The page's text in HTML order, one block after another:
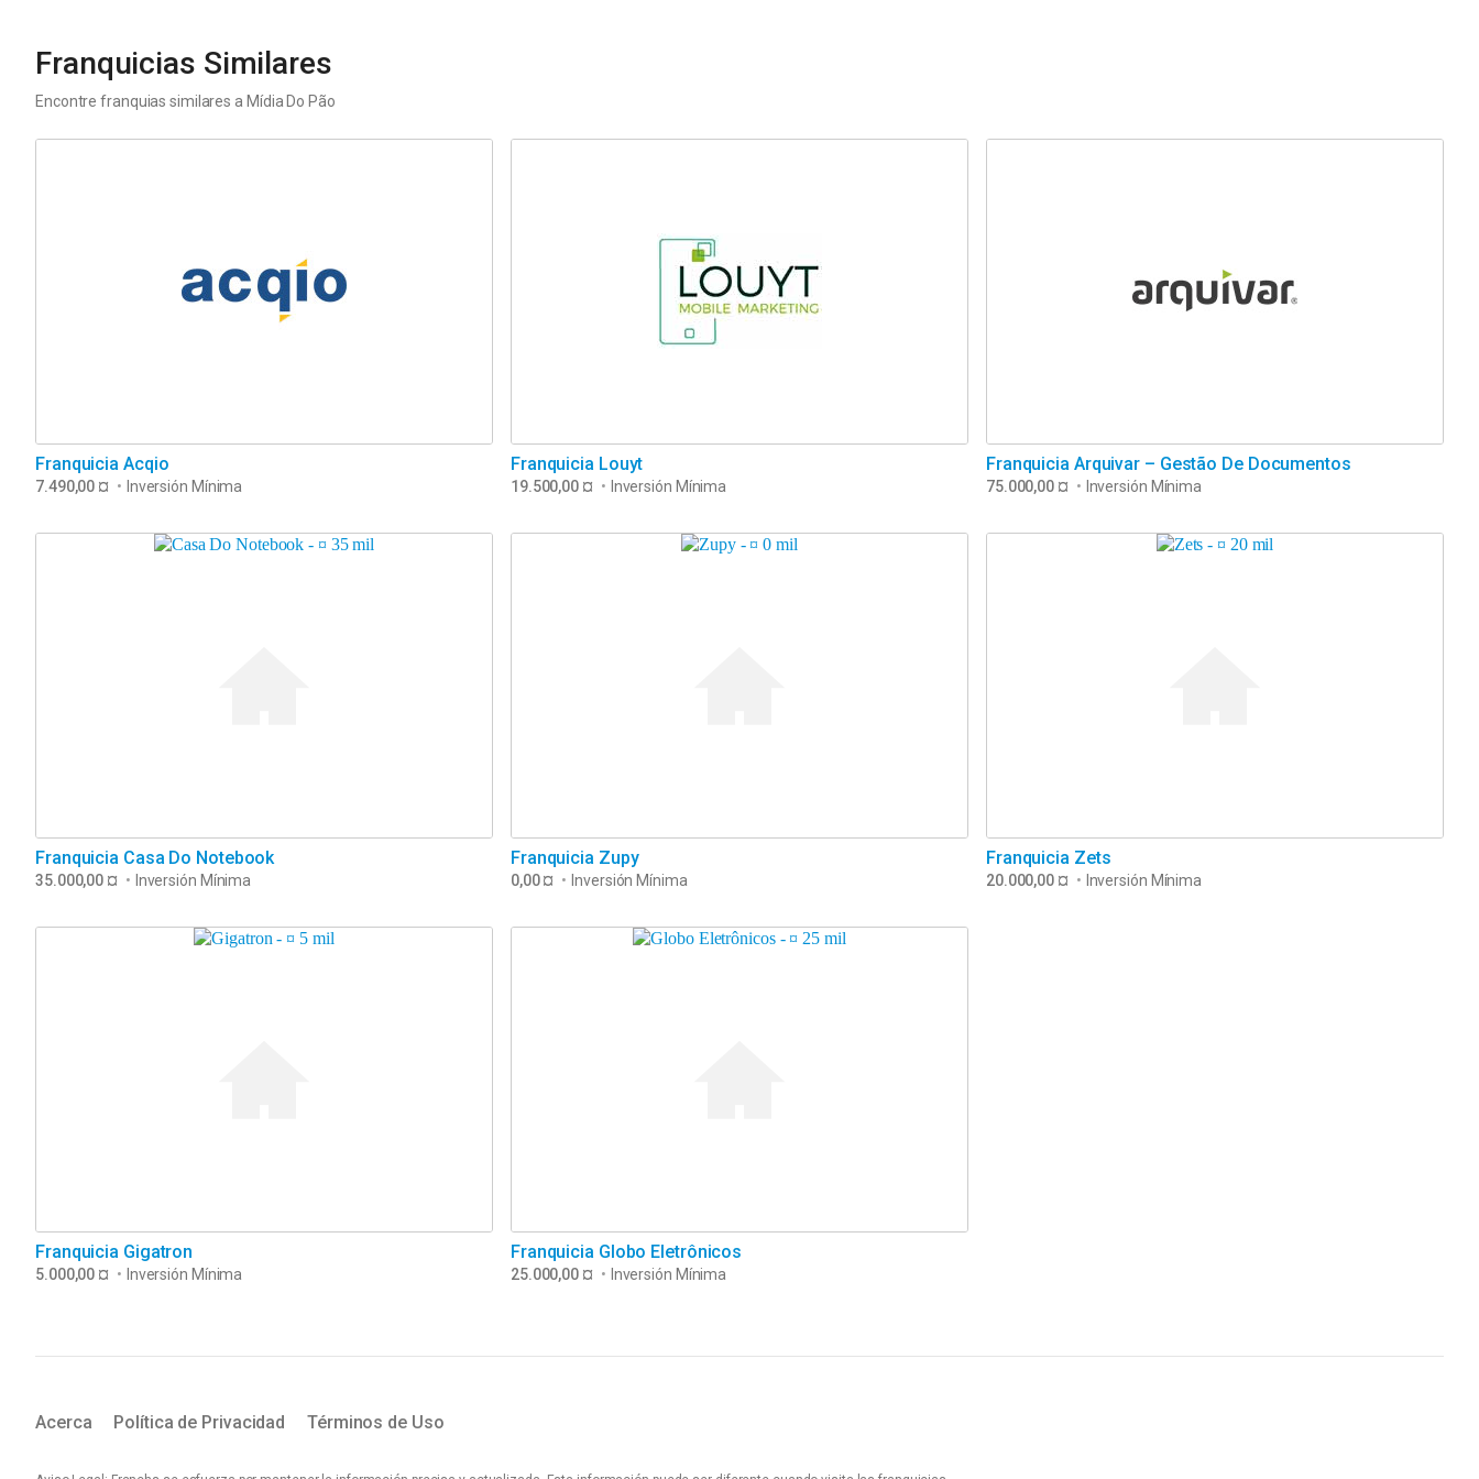
Franquicias Similares
Encontre franquias similares a Mídia Do Pão
7.490,00 ¤ • Inversión Mínima
Franquicia Acqio
19.500,00 ¤ • Inversión Mínima
Franquicia Louyt
75.000,00 ¤ • Inversión Mínima
Franquicia Arquivar – Gestão De Documentos
35.000,00 ¤ • Inversión Mínima
Franquicia Casa Do Notebook
0,00 ¤ • Inversión Mínima
Franquicia Zupy
20.000,00 ¤ • Inversión Mínima
Franquicia Zets
5.000,00 ¤ • Inversión Mínima
Franquicia Gigatron
25.000,00 ¤ • Inversión Mínima
Franquicia Globo Eletrônicos
Acerca Política de Privacidad Términos de Uso